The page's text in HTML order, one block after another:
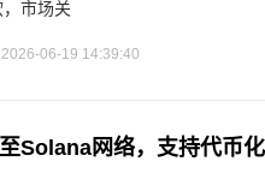
市场关
2026-06-19 14:39:40
Solana网络，支持代币